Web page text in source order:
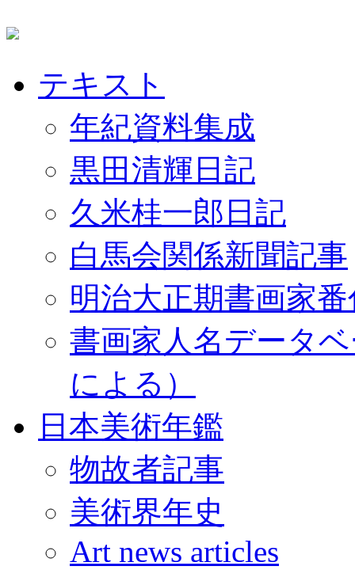
テキスト
年紀資料集成
黒田清輝日記
久米桂一郎日記
白馬会関係新聞記事
明治大正期書画家
書画家人名データ
による）
日本美術年鑑
物故者記事
美術界年史
Art news articles